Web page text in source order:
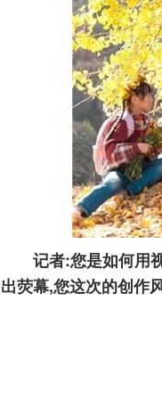
记者:您是如何用
出荧幕,您这次的创作